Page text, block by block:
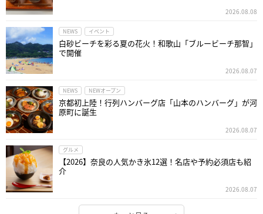
2026.08.08
NEWS イベント
白砂ビーチを彩る夏の花火！和歌山「ブルービーチ那智」
で開催
2026.08.07
NEWS NEWオープン
京都初上陸！行列ハンバーグ店「山本のハンバーグ」が河
原町に誕生
2026.08.07
グルメ
【2026】奈良の人気かき氷12選！名店や予約必須店も紹
介
2026.08.07